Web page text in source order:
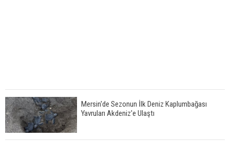
Mersin'de Sezonun İlk Deniz Kaplumbağası
Yavruları Akdeniz'e Ulaştı